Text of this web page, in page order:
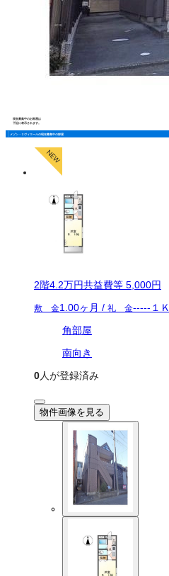
現在募集中のお部屋は
下記に表示されます。
メゾン・リヴィエールの現在募集中の部屋
2階4.2万円共益費等 5,000円
敷 金1.00ヶ月 / 礼 金----- １Ｋ
角部屋
南向き
0人が登録済み
物件画像を見る